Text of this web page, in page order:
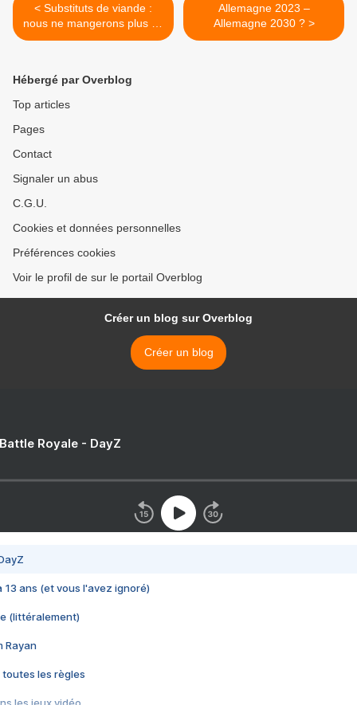
< Substituts de viande :
nous ne mangerons plus de
« steak végétal »... sauf...
Allemagne 2023 –
Allemagne 2030 ? >
Hébergé par Overblog
Top articles
Pages
Contact
Signaler un abus
C.G.U.
Cookies et données personnelles
Préférences cookies
Voir le profil de sur le portail Overblog
Créer un blog sur Overblog
Créer un blog
Royale - DayZ
13 ans (et vous l'avez ignoré)
(littéralement)
Rayan
toutes les règles
les jeux vidéo